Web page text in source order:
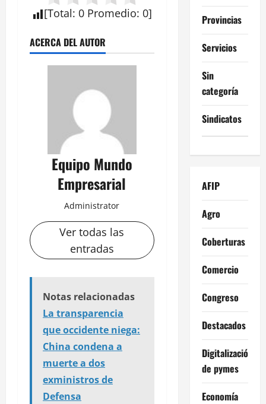
[Total: 0 Promedio: 0]
ACERCA DEL AUTOR
Equipo Mundo
Empresarial
Administrator
Ver todas las
entradas
Notas relacionadas
La transparencia
que occidente niega:
China condena a
muerte a dos
exministros de
Defensa
Provincias
Servicios
Sin
categoría
Sindicatos
AFIP
Agro
Coberturas
Comercio
Congreso
Destacados
Digitalización
de pymes
Economía